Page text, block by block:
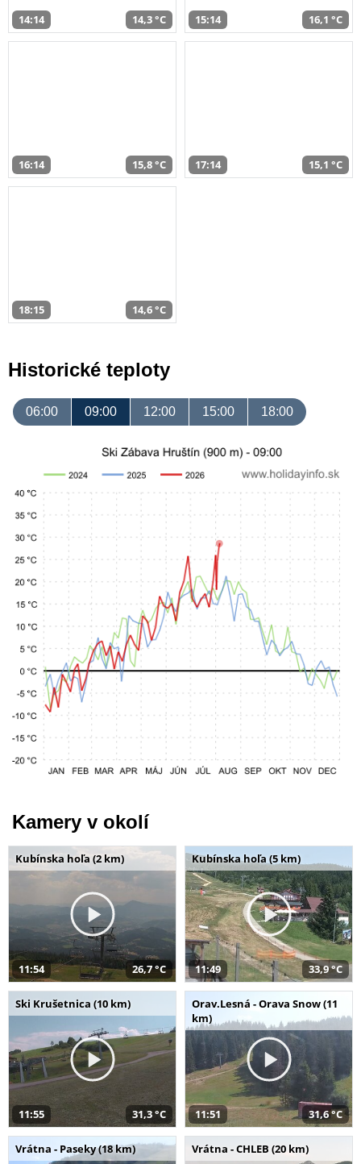
14:14 14,3 °C 15:14 16,1 °C
16:14 15,8 °C 17:14 15,1 °C
18:15 14,6 °C
Historické teploty
06:00 09:00 12:00 15:00 18:00
Kamery v okolí
Kubínska hoľa (2 km)
11:54 26,7 °C
Kubínska hoľa (5 km)
11:49 33,9 °C
Ski Krušetnica (10 km)
11:55 31,3 °C
Orav.Lesná - Orava Snow (11
km)
11:51 31,6 °C
Vrátna - Paseky (18 km) Vrátna - CHLEB (20 km)